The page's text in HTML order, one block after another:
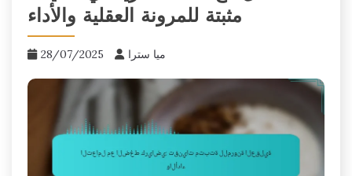
مثبتة للمرونة العقلية والأداء
28/07/2025 ميا سترا